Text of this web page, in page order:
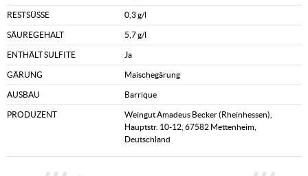
RESTSÜSSE 0,3 g/l
SÄUREGEHALT 5,7 g/l
ENTHÄLT SULFITE Ja
GÄRUNG Maischegärung
AUSBAU Barrique
PRODUZENT
Weingut Amadeus Becker (Rheinhessen),
Hauptstr. 10-12, 67582 Mettenheim,
Deutschland